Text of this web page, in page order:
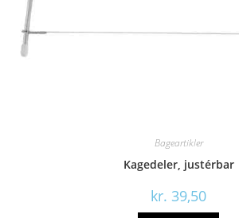
Bageartikler
Kagedeler, justérbar
kr. 39,50